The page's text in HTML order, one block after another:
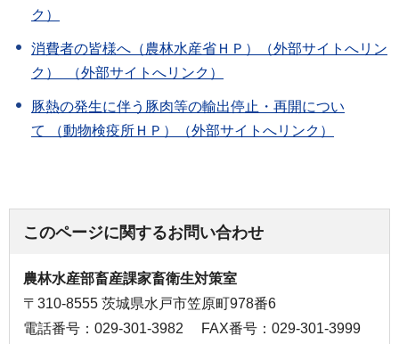
ク）
消費者の皆様へ（農林水産省ＨＰ）（外部サイトへリン
ク） （外部サイトへリンク）
豚熱の発生に伴う豚肉等の輸出停止・再開につい
て （動物検疫所ＨＰ）（外部サイトへリンク）
このページに関するお問い合わせ
農林水産部畜産課家畜衛生対策室
〒310-8555 茨城県水戸市笠原町978番6
電話番号：029-301-3982
FAX番号：029-301-3999